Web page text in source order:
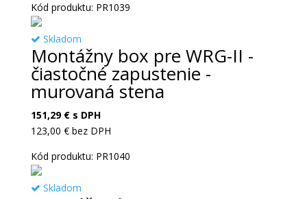
Kód produktu: PR1039
Skladom
Montážny box pre WRG-II -
čiastočné zapustenie -
murovaná stena
151,29 €s DPH
123,00 €bez DPH
Kód produktu: PR1040
Skladom